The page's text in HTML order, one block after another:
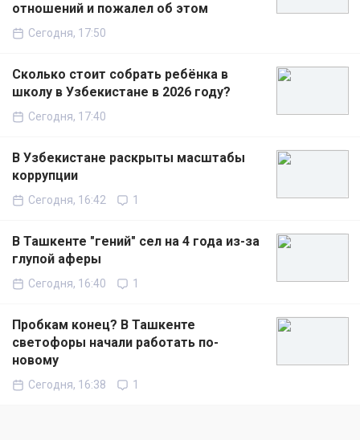
отношений и пожалел об этом
Сегодня, 17:50
Сколько стоит собрать ребёнка в
школу в Узбекистане в 2026 году?
Сегодня, 17:40
В Узбекистане раскрыты масштабы
коррупции
Сегодня, 16:42 1
В Ташкенте "гений" сел на 4 года из-за
глупой аферы
Сегодня, 16:40 1
Пробкам конец? В Ташкенте
светофоры начали работать по-
новому
Сегодня, 16:38 1